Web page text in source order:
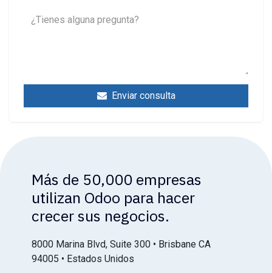
Enviar consulta
Más de 50,000 empresas
utilizan Odoo para hacer
crecer sus negocios.
8000 Marina Blvd, Suite 300 • Brisbane CA
94005 • Estados Unidos